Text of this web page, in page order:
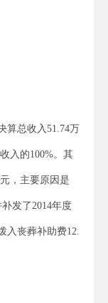
算总收入51.74万
入的100%。其
，主要原因是
发了2014年度
入丧葬补助费12.